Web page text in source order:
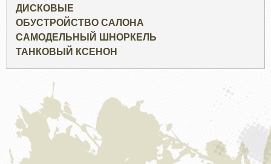
ДИСКОВЫЕ
ОБУСТРОЙСТВО САЛОНА
САМОДЕЛЬНЫЙ ШНОРКЕЛЬ
ТАНКОВЫЙ КСЕНОН